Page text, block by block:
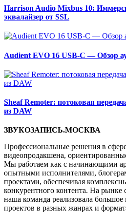
Harrison Audio Mixbus 10:
эквалайзер от SSL
Audient EVO 16 USB-C — Обзор
Sheaf Remoter: потоковая
из DAW
ЗВУКОЗАПИСЬ.МОСКВА
Профессиональные решения в
видеопродакшена,
Мы работаем как с начинающими
опытными исполнителями,
проектами, обеспечивая
конкурентного контента. На рынке
наша команда реализовала
проектов в разных жанрах и